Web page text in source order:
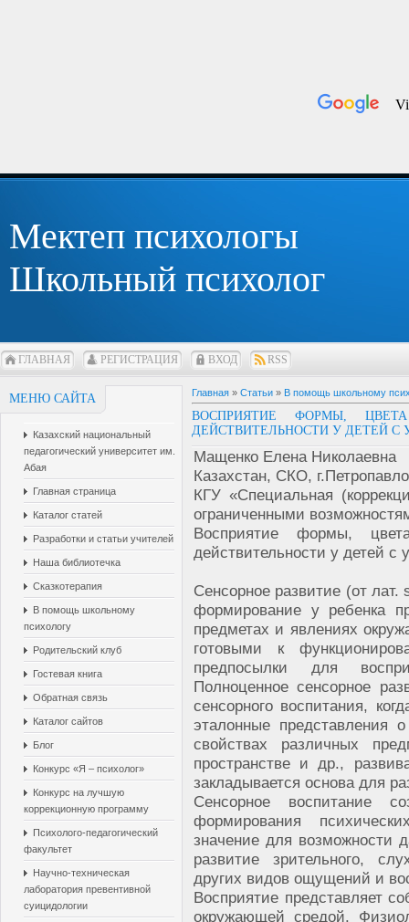
Мектеп психологы
Школьный психолог
ГЛАВНАЯ РЕГИСТРАЦИЯ ВХОД RSS
МЕНЮ САЙТА
Казахский национальный
педагогический университет им.
Абая
Главная страница
Каталог статей
Разработки и статьи учителей
Наша библиотечка
Сказкотерапия
В помощь школьному
психологу
Родительский клуб
Гостевая книга
Обратная связь
Каталог сайтов
Блог
Конкурс «Я – психолог»
Конкурс на лучшую
коррекционную программу
Психолого-педагогический
факультет
Научно-техническая
лаборатория превентивной
суицидологии
Главная » Статьи » В помощь школьному
ВОСПРИЯТИЕ ФОРМЫ,
ДЕЙСТВИТЕЛЬНОСТИ У ДЕТЕЙ
Мащенко Елена Николаевна
Казахстан, СКО,
КГУ «Специальная
ограниченными
Восприятие формы,
действительности у детей с
Сенсорное развитие (от
формирование у ребенка
предметах и явлениях
готовыми к
предпосылки для
Полноценное сенсорное
сенсорного воспитания,
эталонные представления
свойствах различных
пространстве и др.,
закладывается основа для
Сенсорное воспитание
формирования
значение для возможности
развитие зрительного,
других видов ощущений и
Восприятие представляет
окружающей средой.